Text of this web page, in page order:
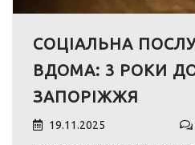
СОЦІАЛЬНА
ВДОМА: 3 РОКИ
ЗАПОРІЖЖЯ
19.11.2025